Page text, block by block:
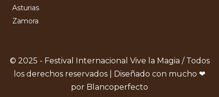
Asturias
Zamora
© 2025 - Festival Internacional Vive la Magia / Todos
los derechos reservados | Diseñado con mucho ❤
por Blancoperfecto